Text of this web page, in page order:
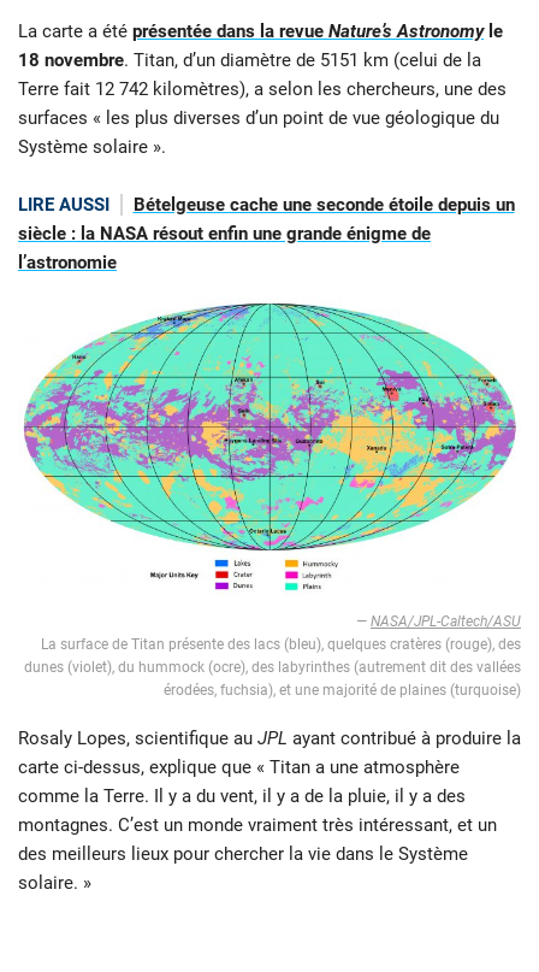
La carte a été présentée dans la revue Nature’s Astronomyle
18 novembre. Titan, d’un diamètre de 5151 km (celui de la
Terre fait 12 742 kilomètres), a selon les chercheurs, une des
surfaces « les plus diverses d’un point de vue géologique du
Système solaire ».
LIRE AUSSI
Bételgeuse cache une seconde étoile depuis un
siècle : la NASA résout enfin une grande énigme de
l’astronomie
— NASA/JPL-Caltech/ASU
La surface de Titan présente des lacs (bleu), quelques cratères (rouge), des
dunes (violet), du hummock (ocre), des labyrinthes (autrement dit des vallées
érodées, fuchsia), et une majorité de plaines (turquoise)
Rosaly Lopes, scientifique au JPL ayant contribué à produire la
carte ci-dessus, explique que « Titan a une atmosphère
comme la Terre. Il y a du vent, il y a de la pluie, il y a des
montagnes. C’est un monde vraiment très intéressant, et un
des meilleurs lieux pour chercher la vie dans le Système
solaire. »